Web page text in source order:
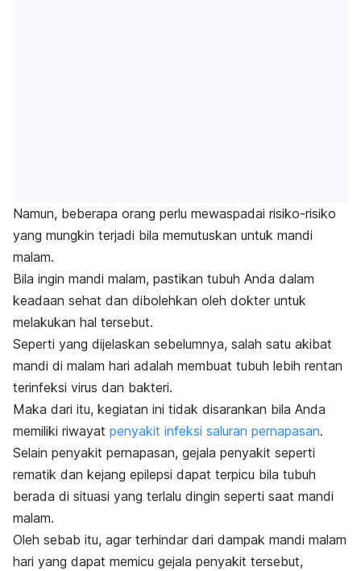
Namun, beberapa orang perlu mewaspadai risiko-risiko
yang mungkin terjadi bila memutuskan untuk mandi
malam.
Bila ingin mandi malam, pastikan tubuh Anda dalam
keadaan sehat dan dibolehkan oleh dokter untuk
melakukan hal tersebut.
Seperti yang dijelaskan sebelumnya, salah satu akibat
mandi di malam hari adalah membuat tubuh lebih rentan
terinfeksi virus dan bakteri.
Maka dari itu, kegiatan ini tidak disarankan bila Anda
memiliki riwayat penyakit infeksi saluran pernapasan.
Selain penyakit pernapasan, gejala penyakit seperti
rematik dan kejang epilepsi dapat terpicu bila tubuh
berada di situasi yang terlalu dingin seperti saat mandi
malam.
Oleh sebab itu, agar terhindar dari dampak mandi malam
hari yang dapat memicu gejala penyakit tersebut,